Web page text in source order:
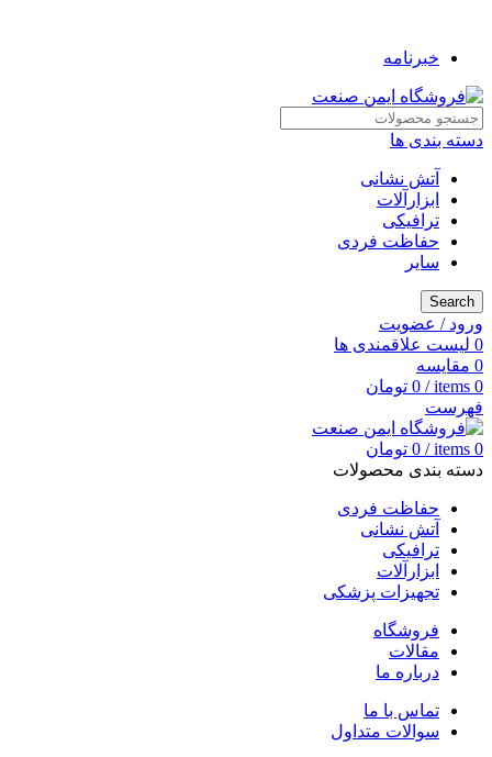
خبرنامه
دسته بندی ها
آتش نشانی
ابزارآلات
ترافیکی
حفاظت فردی
سایر
Search
ورود / عضویت
0 لیست علاقمندی ها
0 مقایسه
0
items
/
0 تومان
فهرست
0
items
/
0 تومان
دسته بندی محصولات
حفاظت فردی
آتش نشانی
ترافیکی
ابزارآلات
تجهیزات پزشکی
فروشگاه
مقالات
درباره ما
تماس با ما
سوالات متداول